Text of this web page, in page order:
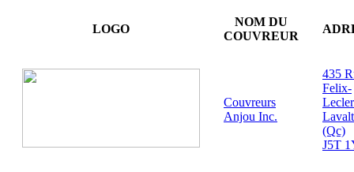
LOGO
NOM DU
COUVREUR
Couvreurs
Anjou Inc.
435
Felix-
(Qc)
J5T